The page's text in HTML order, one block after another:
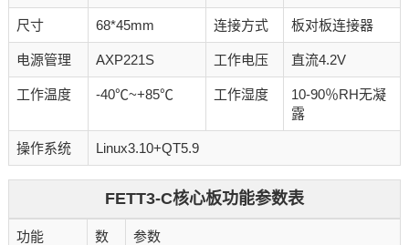
尺寸 68*45mm 连接方式 板对板连接器
电源管理 AXP221S 工作电压 直流4.2V
工作温度 -40℃~+85℃ 工作湿度
10-90％RH无凝
露
操作系统 Linux3.10+QT5.9
FETT3-C核心板功能参数表
功能
数
参数